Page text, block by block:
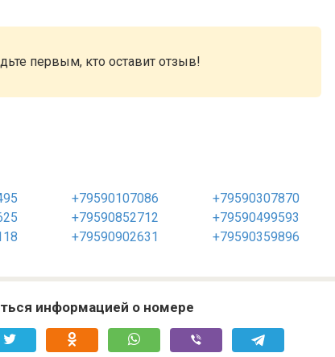
первым, кто оставит отзыв!
+79590107086
+79590307870
+79590852712
+79590499593
+79590902631 +79590359896
информацией о номере